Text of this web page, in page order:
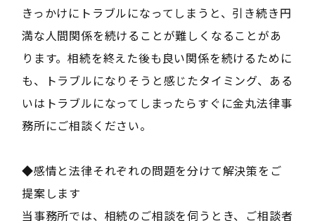
きっかけにトラブルになってしまうと、引き続き円
満な人間関係を続けることが難しくなることがあ
ります。相続を終えた後も良い関係を続けるために
も、トラブルになりそうと感じたタイミング、ある
いはトラブルになってしまったらすぐに金丸法律事
務所にご相談ください。
◆感情と法律それぞれの問題を分けて解決策をご
提案します
当事務所では、相続のご相談を伺うとき、ご相談者